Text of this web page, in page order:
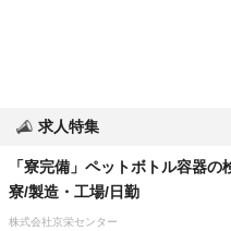
求人特集
「寮完備」ペットボトル容器
寮/製造・工場/日勤
株式会社京栄センター